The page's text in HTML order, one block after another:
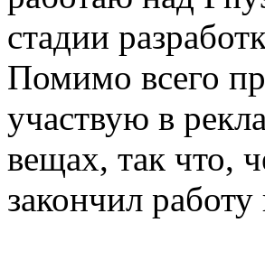
стадии
Помимо всего
участвую в
вещах, так что,
закончил